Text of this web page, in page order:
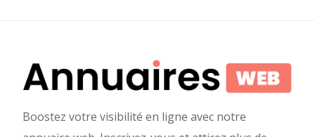
Boostez votre visibilité en ligne avec notre